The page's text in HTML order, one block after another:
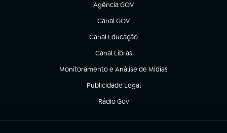
Agência GOV
(abre em nova aba)
Canal GOV
(abre em nova aba)
Canal Educação
(abre em nova aba)
Canal Libras
(abre em nova aba)
Monitoramento e Análise de Mídias
(abre em nova aba)
Publicidade Legal
(abre em nova aba)
Rádio Gov
(abre em nova aba)